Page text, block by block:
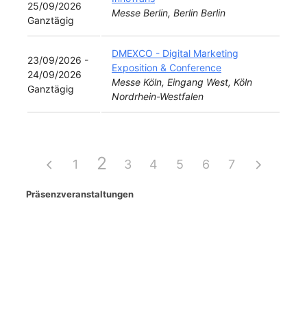
25/09/2026
Ganztägig
Messe Berlin, Berlin Berlin
23/09/2026 -
24/09/2026
Ganztägig
DMEXCO - Digital Marketing
Exposition & Conference
Messe Köln, Eingang West, Köln
Nordrhein-Westfalen
1 2 3 4 5 6 7
Präsenzveranstaltungen